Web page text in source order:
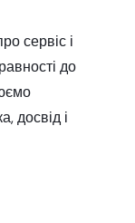
сервіс і
до
досвід і